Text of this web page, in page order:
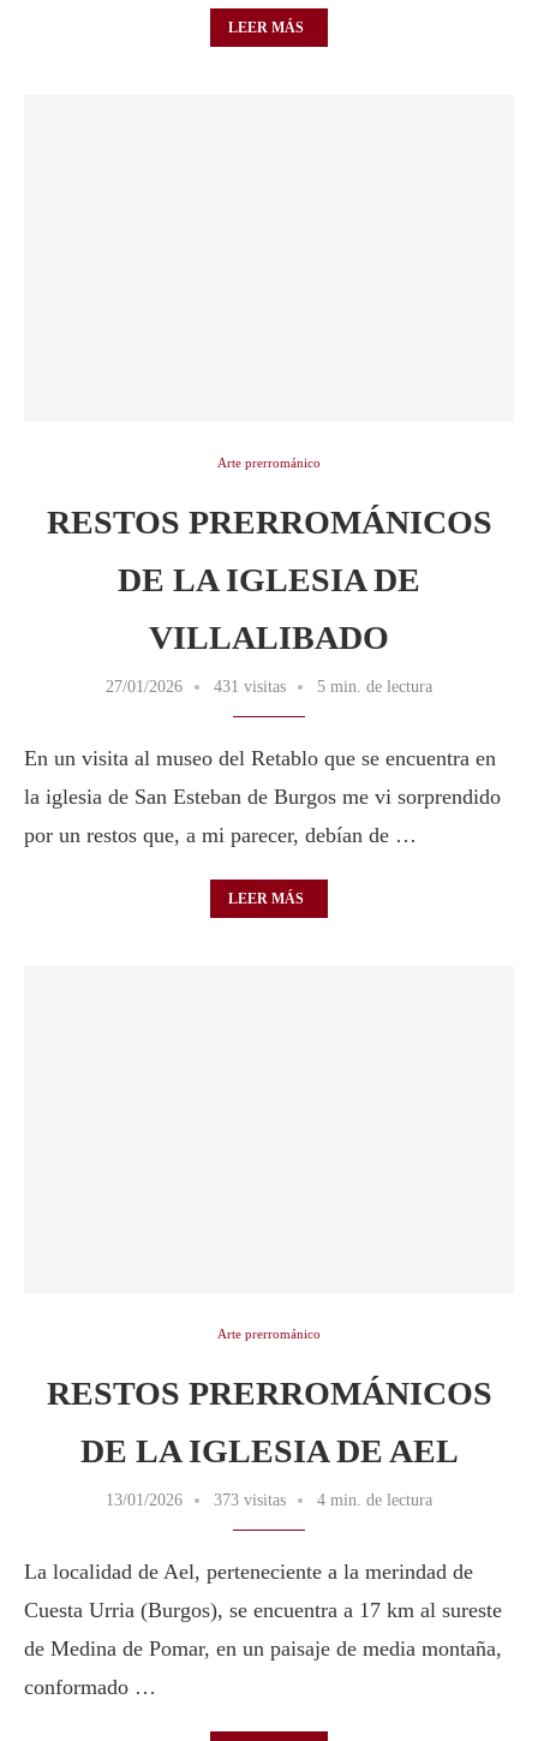
LEER MÁS
Arte prerrománico
RESTOS PRERROMÁNICOS
DE LA IGLESIA DE
VILLALIBADO
27/01/2026 431 visitas 5 min. de lectura
En un visita al museo del Retablo que se encuentra en
la iglesia de San Esteban de Burgos me vi sorprendido
por un restos que, a mi parecer, debían de …
LEER MÁS
Arte prerrománico
RESTOS PRERROMÁNICOS
DE LA IGLESIA DE AEL
13/01/2026 373 visitas 4 min. de lectura
La localidad de Ael, perteneciente a la merindad de
Cuesta Urria (Burgos), se encuentra a 17 km al sureste
de Medina de Pomar, en un paisaje de media montaña,
conformado …